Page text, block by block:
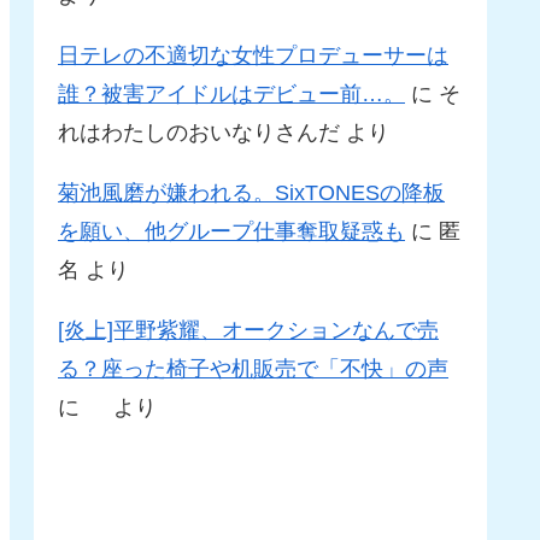
日テレの不適切な女性プロデューサーは
誰？被害アイドルはデビュー前…。
に そ
れはわたしのおいなりさんだ より
菊池風磨が嫌われる。SixTONESの降板
を願い、他グループ仕事奪取疑惑も に 匿
名 より
[炎上]平野紫耀、オークションなんで売
る？座った椅子や机販売で「不快」の声
に
より